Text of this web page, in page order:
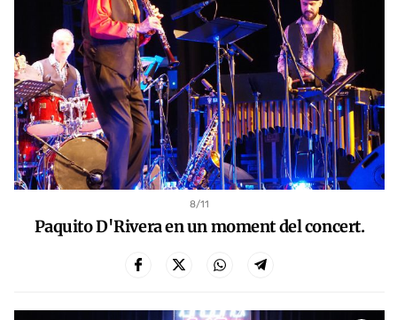
8/11
Paquito D'Rivera en un moment del concert.